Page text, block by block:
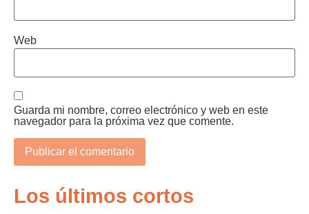
Web
Guarda mi nombre, correo electrónico y web en este
navegador para la próxima vez que comente.
Los últimos cortos